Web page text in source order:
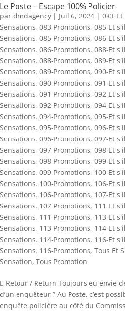
Le Poste – Escape 100% Policier
par dmdagency | Juil 6, 2024 | 083-
Sensations, 083-Promotions, 085-Et
Sensations, 085-Promotions, 086-Et
Sensations, 086-Promotions, 088-Et
Sensations, 088-Promotions, 089-Et
Sensations, 089-Promotions, 090-Et
Sensations, 090-Promotions, 091-Et
Sensations, 091-Promotions, 092-Et
Sensations, 092-Promotions, 094-Et
Sensations, 094-Promotions, 095-Et
Sensations, 095-Promotions, 096-Et
Sensations, 096-Promotions, 097-Et
Sensations, 097-Promotions, 098-Et
Sensations, 098-Promotions, 099-Et
Sensations, 099-Promotions, 100-Et
Sensations, 100-Promotions, 106-Et
Sensations, 106-Promotions, 107-Et
Sensations, 107-Promotions, 111-Et
Sensations, 111-Promotions, 113-Et
Sensations, 113-Promotions, 114-Et
Sensations, 114-Promotions, 116-Et
Sensations, 116-Promotions, Tous Et
Sensation, Tous Promotion
 Retour / Return Toujours eu envie
d’un enquêteur ? Au Poste, c’est
enquête policière au côté du